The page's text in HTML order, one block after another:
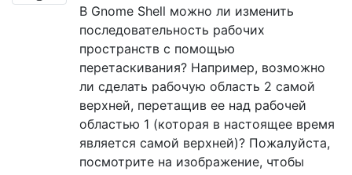
В Gnome Shell можно ли изменить
последовательность рабочих
пространств с помощью
перетаскивания? Например, возможно
ли сделать рабочую область 2 самой
верхней, перетащив ее над рабочей
областью 1 (которая в настоящее время
является самой верхней)? Пожалуйста,
посмотрите на изображение, чтобы